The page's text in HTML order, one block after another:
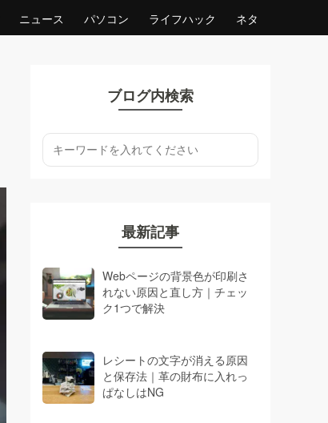
ニュース パソコン ライフハック ネタ
ブログ内検索
最新記事
Webページの背景色が印刷さ
れない原因と直し方｜チェッ
ク1つで解決
レシートの文字が消える原因
と保存法｜革の財布に入れっ
ぱなしはNG